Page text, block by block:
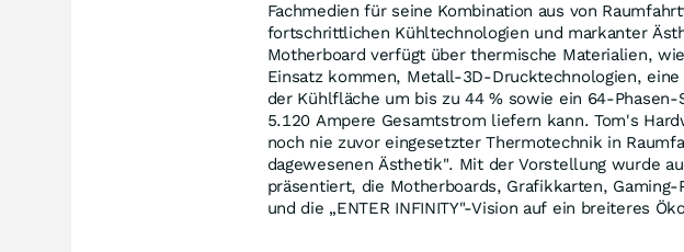
Fachmedien für seine Kombination aus von
fortschrittlichen Kühltechnologien und markanter
Motherboard verfügt über thermische Materialien,
Einsatz kommen, Metall-3D-Drucktechnologien,
der Kühlfläche um bis zu 44 % sowie ein 64-
5.120 Ampere Gesamtstrom liefern kann. Tom's
noch nie zuvor eingesetzter Thermotechnik in
dagewesenen Ästhetik". Mit der Vorstellung wurde
präsentiert, die Motherboards, Grafikkarten,
und die „ENTER INFINITY"-Vision auf ein breiteres